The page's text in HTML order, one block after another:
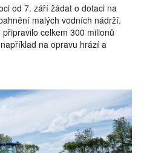
od 7. září žádat o dotaci na
malých vodních nádrží.
celkem 300 milionů
na opravu hrází a